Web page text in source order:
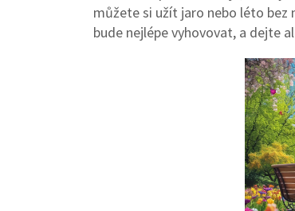
můžete si užít jaro nebo léto bez
bude nejlépe vyhovovat, a dejte